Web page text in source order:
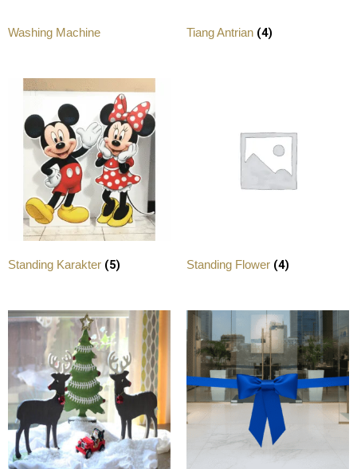
Washing Machine Tiang Antrian (4)
Standing Karakter (5) Standing Flower (4)